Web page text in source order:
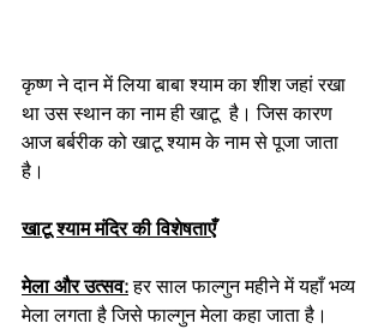
कृष्ण ने दान में लिया बाबा श्याम का शीश जहां रखा
था उस स्थान का नाम ही खाटू  है। जिस कारण
आज बर्बरीक को खाटू श्याम के नाम से पूजा जाता
है।
खाटू श्याम मंदिर की विशेषताएँ
मेला और उत्सव: हर साल फाल्गुन महीने में यहाँ भव्य
मेला लगता है जिसे फाल्गुन मेला कहा जाता है।